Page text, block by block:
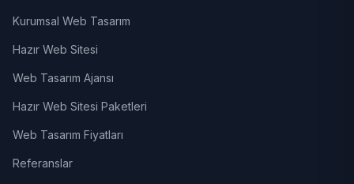
Kurumsal Web Tasarım
Hazır Web Sitesi
Web Tasarım Ajansı
Hazır Web Sitesi Paketleri
Web Tasarım Fiyatları
Referanslar